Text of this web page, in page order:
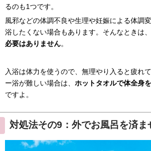
るのも1つです。
風邪などの体調不良や生理や妊娠による体調
浴したくない場合もあります。そんなときは、
必要はありません。
入浴は体力を使うので、無理やり入ると疲れ
ー浴が難しい場合は、 ホットタオルで体全身
ですよ。
対処法その9：外でお風呂を済ま